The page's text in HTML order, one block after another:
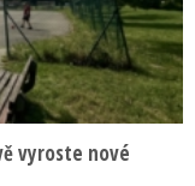
vyroste nové